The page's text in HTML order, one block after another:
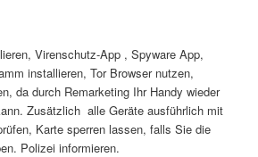
Virenschutz-App , Spyware App,
installieren, Tor Browser nutzen,
da durch Remarketing Ihr Handy wieder
Zusätzlich alle Geräte ausführlich mit
Karte sperren lassen, falls Sie die
Polizei informieren.